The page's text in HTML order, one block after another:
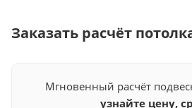
интегрируется с LED-
осветительными системами.
Заказать расчёт
Мгновенный расчёт
узнайте цену,